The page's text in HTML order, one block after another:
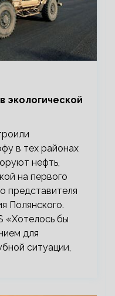
экологической
в тех районах
нефть,
на первого
представителя
Полянского.
«Хотелось бы
для
ситуации,